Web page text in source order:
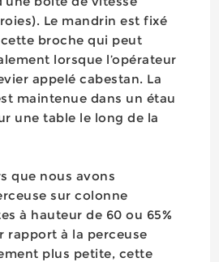
Le mandrin est fixé
cette broche qui peut
lorsque l’opérateur
appelé cabestan. La
maintenue dans un étau
une table le long de la
que nous avons
sur colonne
à hauteur de 60 ou 65%
rapport à la perceuse
plus petite, cette